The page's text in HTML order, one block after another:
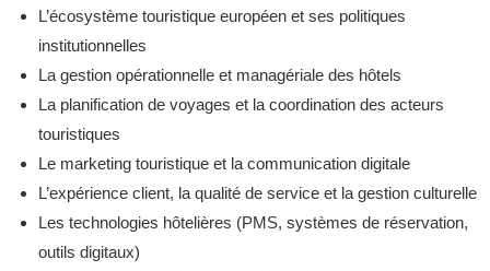
L’écosystème touristique européen et ses politiques
institutionnelles
La gestion opérationnelle et managériale des hôtels
La planification de voyages et la coordination des acteurs
touristiques
Le marketing touristique et la communication digitale
L’expérience client, la qualité de service et la gestion culturelle
Les technologies hôtelières (PMS, systèmes de réservation,
outils digitaux)